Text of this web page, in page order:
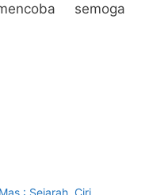
semoga
: Sejarah, Ciri